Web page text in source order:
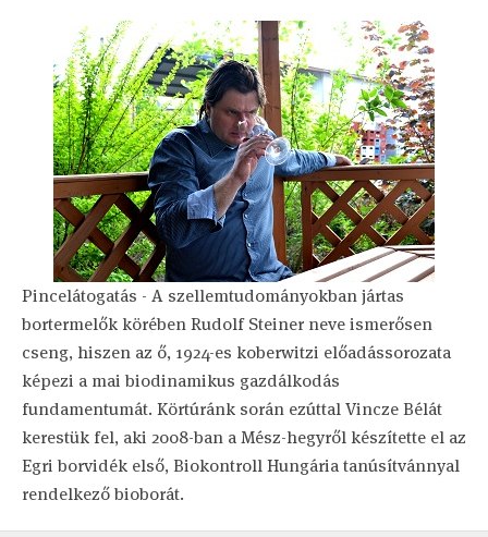
Pincelátogatás - A szellemtudományokban jártas
bortermelők körében Rudolf Steiner neve ismerősen
cseng, hiszen az ő, 1924-es koberwitzi előadássorozata
képezi a mai biodinamikus gazdálkodás
fundamentumát. Körtúránk során ezúttal Vincze Bélát
kerestük fel, aki 2008-ban a Mész-hegyről készítette el az
Egri borvidék első, Biokontroll Hungária tanúsítvánnyal
rendelkező bioborát.